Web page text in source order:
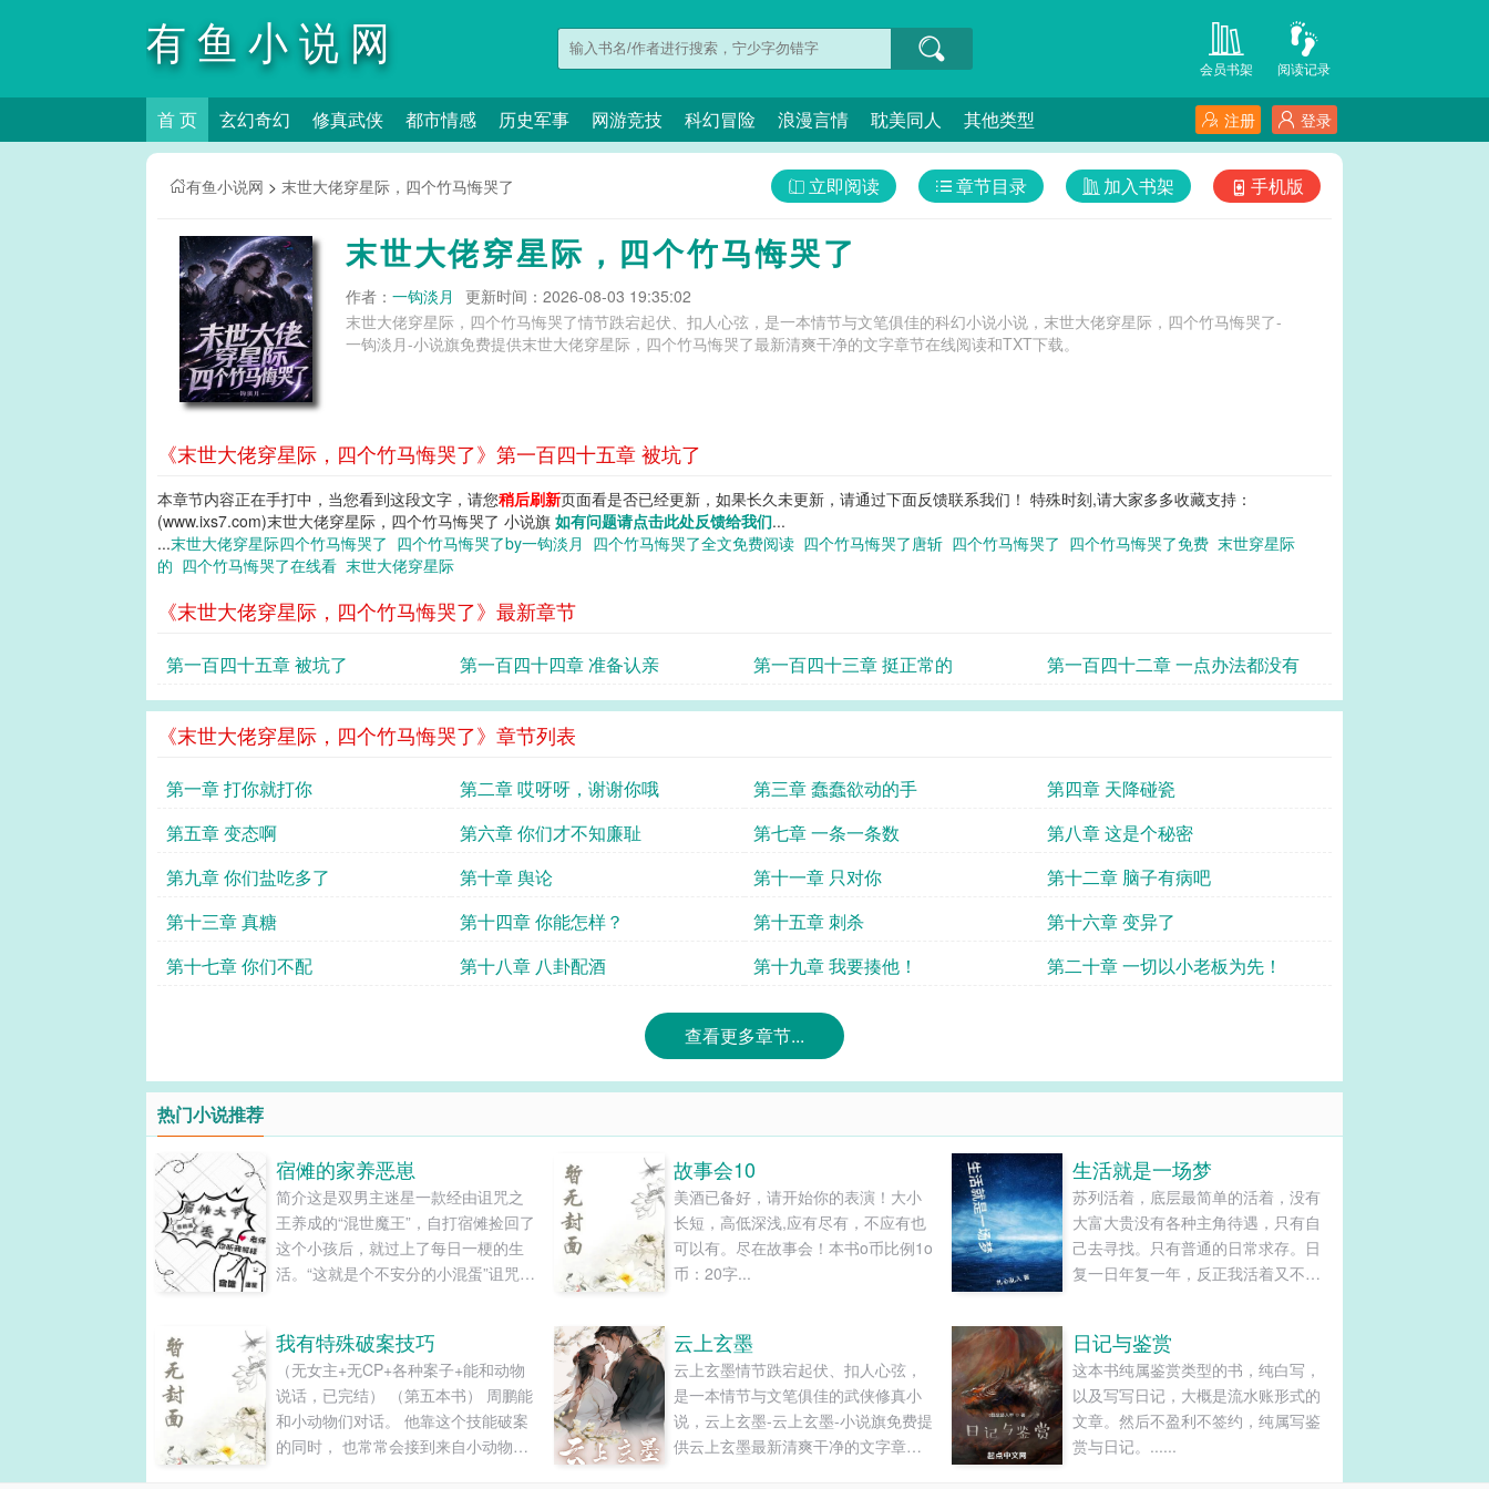
有鱼小说网 阅读记录
会员书架
首 页 玄幻奇幻 修真武侠 都市情感 历史军事 网游竞技 科幻冒险 浪漫言情 耽美同人 其他类型 登录
注册
有鱼小说网 > 末世大佬穿星际，四个竹马悔哭了 手机版
加入书架
章节目录
立即阅读
末世大佬穿星际，四个竹马悔哭了
作者： 一钩淡月
更新时间：2026-08-03 19:35:02
末世大佬穿星际，四个竹马悔哭了情节跌宕起伏、扣人心弦，是一本情节与文笔俱佳的科幻小说小说，末世大佬穿星际，四个竹马悔哭了-
一钩淡月-小说旗免费提供末世大佬穿星际，四个竹马悔哭了最新清爽干净的文字章节在线阅读和TXT下载。
《末世大佬穿星际，四个竹马悔哭了》第一百四十五章 被坑了
本章节内容正在手打中，当您看到这段文字，请您稍后刷新页面看是否已经更新，如果长久未更新，请通过下面反馈联系我们！ 特殊时刻,请大家多多收藏支持：
(www.ixs7.com)末世大佬穿星际，四个竹马悔哭了 小说旗 如有问题请点击此处反馈给我们...
...末世大佬穿星际四个竹马悔哭了 四个竹马悔哭了by一钩淡月 四个竹马悔哭了全文免费阅读 四个竹马悔哭了唐斩 四个竹马悔哭了 四个竹马悔哭了免费 末世穿星际
的 四个竹马悔哭了在线看 末世大佬穿星际
《末世大佬穿星际，四个竹马悔哭了》最新章节
第一百四十五章 被坑了 第一百四十四章 准备认亲 第一百四十三章 挺正常的 第一百四十二章 一点办法都没有
《末世大佬穿星际，四个竹马悔哭了》章节列表
第一章 打你就打你 第二章 哎呀呀，谢谢你哦 第三章 蠢蠢欲动的手
第四章 天降碰瓷
第五章 变态啊
第六章 你们才不知廉耻 第七章 一条一条数
第八章 这是个秘密
第九章 你们盐吃多了
第十章 舆论 第十一章 只对你
第十二章 脑子有病吧
第十三章 真糖
第十四章 你能怎样？ 第十五章 刺杀
第十六章 变异了
第十七章 你们不配
第十八章 八卦配酒 第十九章 我要揍他！ 第二十章 一切以小老板为先！
查看更多章节...
热门小说推荐
宿傩的家养恶崽
简介这是双男主迷星一款经由诅咒之
王养成的“混世魔王”，自打宿傩捡回了
这个小孩后，就过上了每日一梗的生
活。“这就是个不安分的小混蛋”诅咒之
所收敛，在自己面前简直是无法无
天！上房揭瓦，打架放火，甚至还拿
着大人的名讳去……被千年前的人们
冠以诅咒之王身边天灾之......
故事会10
美酒已备好，请开始你的表演！大小
长短，高低深浅,应有尽有，不应有也
可以有。尽在故事会！本书o币比例1o
币：20字...
生活就是一场梦
苏列活着，底层最简单的活着，没有
大富大贵没有各种主角待遇，只有自
己去寻找。只有普通的日常求存。日
复一日年复一年，反正我活着又不是
我有特殊破案技巧
（无女主+无CP+各种案子+能和动物
说话，已完结） （第五本书） 周鹏能
和小动物们对话。 他靠这个技能破案
的同时， 也常常会接到来自小动物们
云上玄墨
云上玄墨情节跌宕起伏、扣人心弦，
是一本情节与文笔俱佳的武侠修真小
说，云上玄墨-云上玄墨-小说旗免费提
供云上玄墨最新清爽干净的文字章节
日记与鉴赏
这本书纯属鉴赏类型的书，纯白写，
以及写写日记，大概是流水账形式的
文章。然后不盈利不签约，纯属写鉴
赏与日记。......